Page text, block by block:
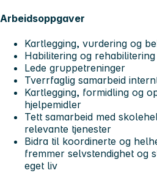
Arbeidsoppgaver
Kartlegging, vurdering og
Habilitering og rehabilitering
Lede gruppetreninger
Tverrfaglig samarbeid
Kartlegging, formidling og
hjelpemidler
Tett samarbeid med
relevante tjenester
Bidra til koordinerte og
fremmer selvstendighet og
eget liv